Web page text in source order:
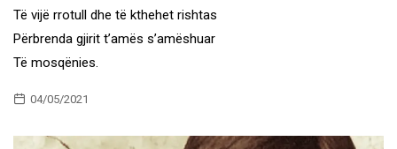
Të vijë rrotull dhe të kthehet rishtas
Përbrenda gjirit t’amës s’amëshuar
Të mosqënies.
04/05/2021